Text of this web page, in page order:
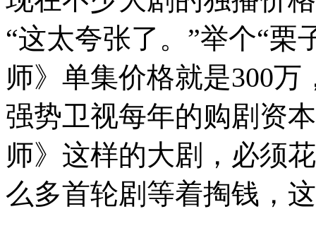
“这太夸张了。”举个“栗
师》单集价格就是300万
强势卫视每年的购剧资
师》这样的大剧，必须
么多首轮剧等着掏钱，